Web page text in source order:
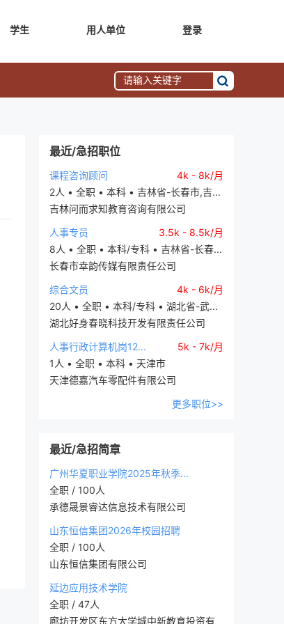
学生 用人单位 登录
最近/急招职位
课程咨询顾问
4k - 8k/月
2人 • 全职 • 本科 • 吉林省-长春市,吉...
吉林问而求知教育咨询有限公司
人事专员
3.5k - 8.5k/月
8人 • 全职 • 本科/专科 • 吉林省-长春...
长春市幸韵传媒有限责任公司
综合文员
4k - 6k/月
20人 • 全职 • 本科/专科 • 湖北省-武...
湖北好身春晓科技开发有限责任公司
人事行政计算机岗12...
5k - 7k/月
1人 • 全职 • 本科 • 天津市
天津德嘉汽车零配件有限公司
更多职位>>
最近/急招简章
广州华夏职业学院2025年秋季...
全职 / 100人
承德晟景睿达信息技术有限公司
山东恒信集团2026年校园招聘
全职 / 100人
山东恒信集团有限公司
延边应用技术学院
全职 / 47人
廊坊开发区东方大学城中新教育投资有